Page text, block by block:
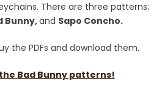
There are three patterns:
Bunny,and Sapo Concho.
the PDFs and download them.
Bad Bunny patterns!